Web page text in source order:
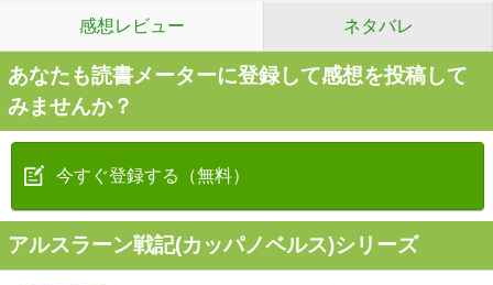
感想レビュー ネタバレ
あなたも読書メーターに登録して感想を投稿して
みませんか？
今すぐ登録する（無料）
アルスラーン戦記(カッパノベルス)シリーズ